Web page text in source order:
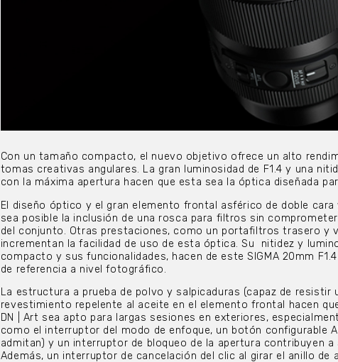
Con un tamaño compacto, el nuevo objetivo ofrece un alto
tomas creativas angulares. La gran luminosidad de F1.4 y una
con la máxima apertura hacen que esta sea la óptica diseñada
El diseño óptico y el gran elemento frontal asférico de doble
sea posible la inclusión de una rosca para filtros sin
del conjunto. Otras prestaciones, como un portafiltros trasero y
incrementan la facilidad de uso de esta óptica. Su nitidez y
compacto y sus funcionalidades, hacen de este SIGMA 20mm
de referencia a nivel fotográfico.
La estructura a prueba de polvo y salpicaduras (capaz de resistir
revestimiento repelente al aceite en el elemento frontal hacen que
DN | Art sea apto para largas sesiones en exteriores,
como el interruptor del modo de enfoque, un botón configurable
admitan) y un interruptor de bloqueo de la apertura contribuyen a
Además, un interruptor de cancelación del clic al girar el anillo de